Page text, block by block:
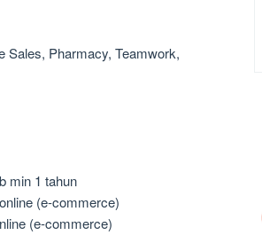
Sales, Pharmacy, Teamwork,
min 1 tahun
(e-commerce)
(e-commerce)